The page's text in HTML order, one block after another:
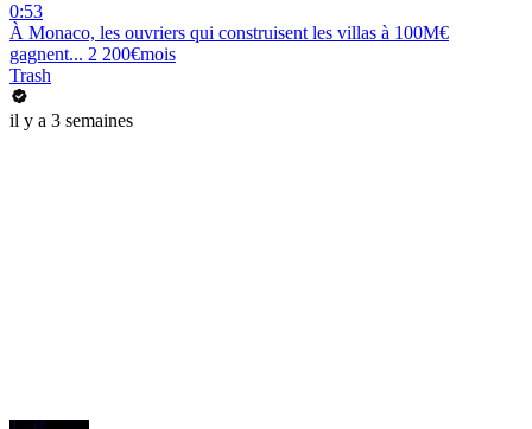
0:53
À Monaco, les ouvriers qui construisent les villas à 100M€
gagnent... 2 200€mois
Trash
il y a 3 semaines